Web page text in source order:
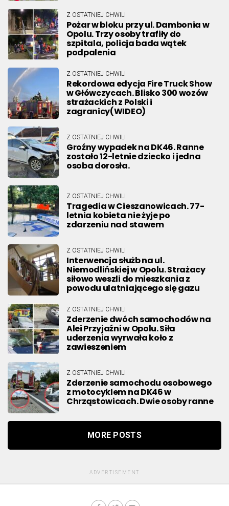
Z OSTATNIEJ CHWILI
Pożar w bloku przy ul. Dambonia w
Opolu. Trzy osoby trafiły do
szpitala, policja bada wątek
podpalenia
Z OSTATNIEJ CHWILI
Rekordowa edycja Fire Truck Show
w Główczycach. Blisko 300 wozów
strażackich z Polski i
zagranicy(WIDEO)
Z OSTATNIEJ CHWILI
Groźny wypadek na DK46. Ranne
zostało 12-letnie dziecko i jedna
osoba dorosła.
Z OSTATNIEJ CHWILI
Tragedia w Cieszanowicach. 77-
letnia kobieta nie żyje po
zdarzeniu nad stawem
Z OSTATNIEJ CHWILI
Interwencja służb na ul.
Niemodlińskiej w Opolu. Strażacy
siłowo weszli do mieszkania z
powodu ulatniającego się gazu
Z OSTATNIEJ CHWILI
Zderzenie dwóch samochodów na
Alei Przyjaźni w Opolu. Siła
uderzenia wyrwała koło z
zawieszeniem
Z OSTATNIEJ CHWILI
Zderzenie samochodu osobowego
z motocyklem na DK46 w
Chrząstowicach. Dwie osoby ranne
MORE POSTS
ADVERTISEMENT